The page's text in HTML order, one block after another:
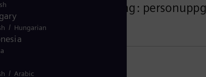
dataskyddsförordning:
överföringar
/ Hungarian
/ Arabic